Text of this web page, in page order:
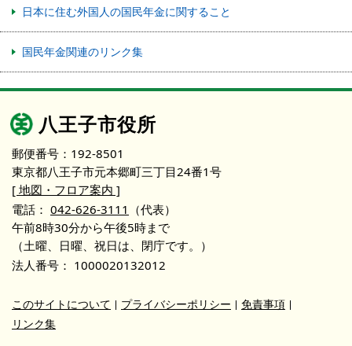
日本に住む外国人の国民年金に関すること
国民年金関連のリンク集
八王子市役所
郵便番号：192-8501
東京都八王子市元本郷町三丁目24番1号
[ 地図・フロア案内 ]
電話： 042-626-3111 （代表）
午前8時30分から午後5時まで
（土曜、日曜、祝日は、閉庁です。）
法人番号： 1000020132012
このサイトについて プライバシーポリシー
免責事項
リンク集